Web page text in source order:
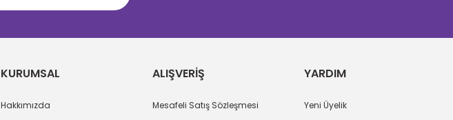
KURUMSAL
Hakkımızda
ALIŞVERİŞ
Mesafeli Satış Sözleşmesi
YARDIM
Yeni Üyelik